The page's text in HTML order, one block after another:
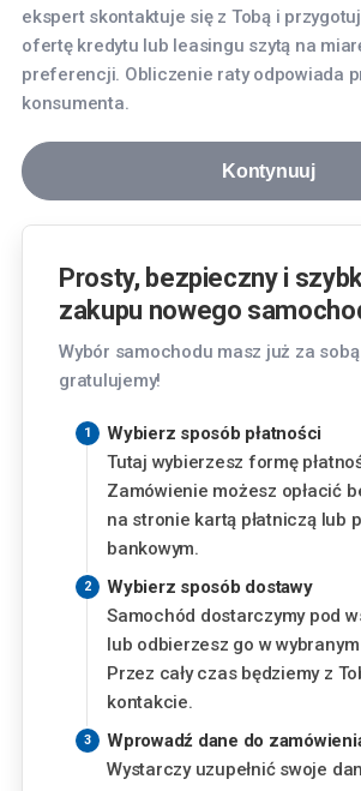
ekspert skontaktuje się z Tobą i
ofertę kredytu lub leasingu szytą na
preferencji. Obliczenie raty odpowiada
konsumenta.
Kontynuuj
Prosty, bezpieczny i
zakupu nowego
Wybór samochodu masz już za
gratulujemy!
Wybierz sposób płatności
Tutaj wybierzesz formę
Zamówienie możesz opłacić
na stronie kartą płatniczą lub
bankowym.
Wybierz sposób dostawy
Samochód dostarczymy pod
lub odbierzesz go w
Przez cały czas będziemy z
kontakcie.
Wprowadź dane do
Wystarczy uzupełnić swoje
Finansowanie
399zł
Wysokość wkładu własnego
Gdańsk
aleja Grunwaldzka 256, 80-
Gdynia
Kraków
Pasternik 69, 31-354 Kraków
Lublin
Chemiczna 5, 20-329 Lublin
Piaseczno
Okulickiego 3, 05-500
Poznań
Szwajcarska 14, 61-285 Poznań
Radom
Aleja Józefa
Radom
Rzeszów
Wyzwolenia 2, 35-501